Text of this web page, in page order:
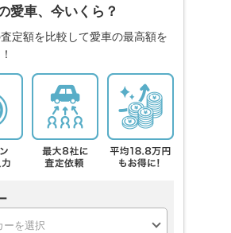
愛車、今いくら？
定額を比較して愛車の最高額を